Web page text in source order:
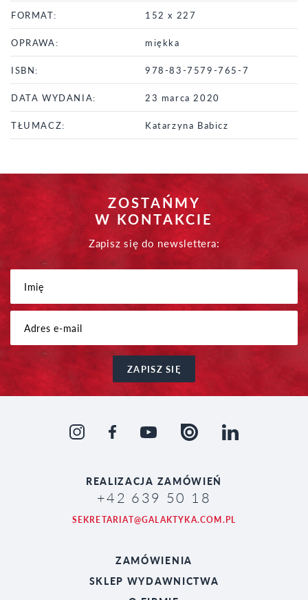
FORMAT: 152 x 227
OPRAWA: miękka
ISBN: 978-83-7579-765-7
DATA WYDANIA: 23 marca 2020
TŁUMACZ: Katarzyna Babicz
ZOSTAŃMY
W KONTAKCIE
Zapisz się do newslettera:
ZAPISZ SIĘ
REALIZACJA ZAMÓWIEŃ
+42 639 50 18
SEKRETARIAT@GALAKTYKA.COM.PL
ZAMÓWIENIA
SKLEP WYDAWNICTWA